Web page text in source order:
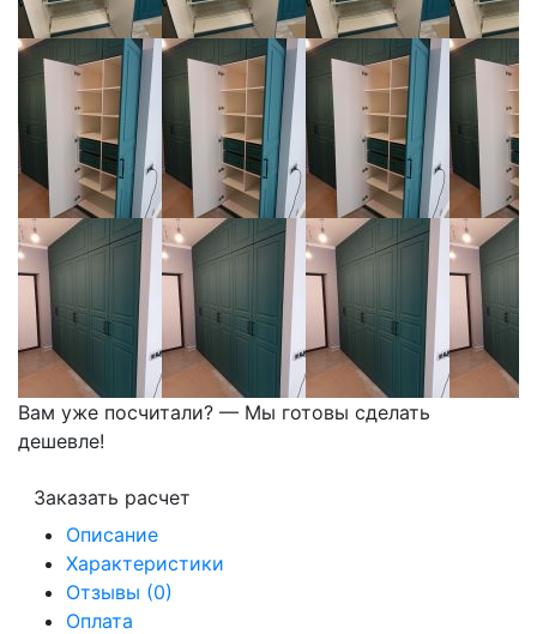
Вам уже посчитали? — Мы готовы сделать
дешевле!
Заказать расчет
Описание
Характеристики
Отзывы (0)
Оплата